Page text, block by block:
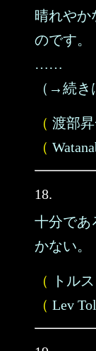
晴れやか
のです。
……
（→続き
（ 渡部
（
18.
十分であ
かない。
（ トル
（ Lev